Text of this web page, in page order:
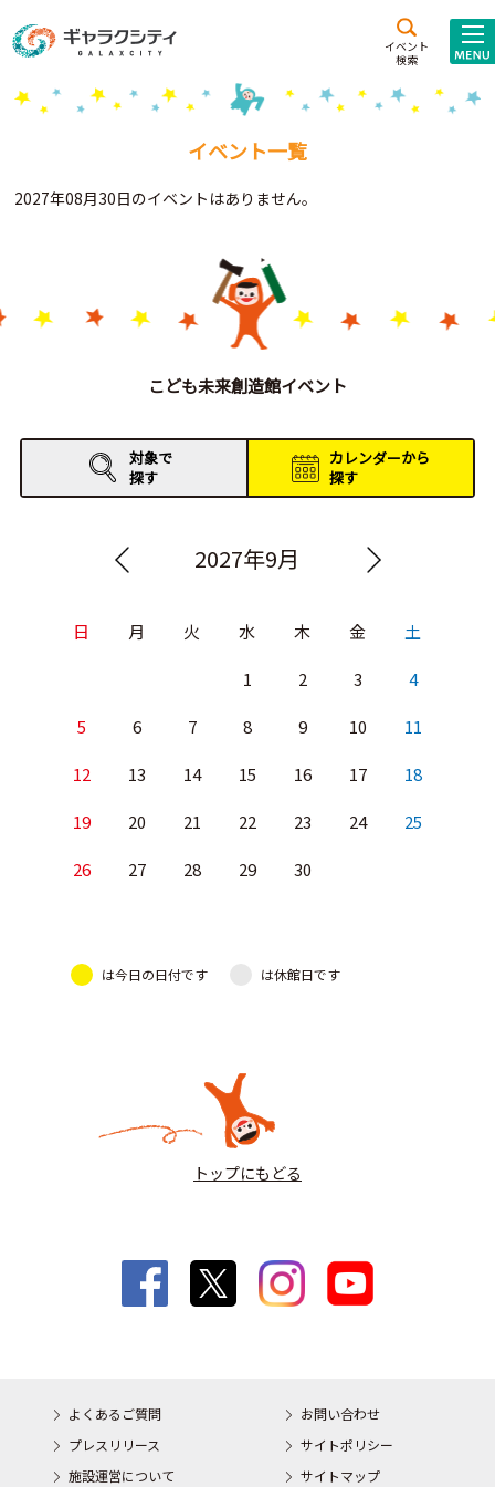
イベント
検索
施設案内
こども
西新井
施設･
Gがくえん
お知らせ
イベントレポート
イベント一覧
2027年08月30日のイベントはありません。
こども未来創造館イベント
対象で
探す
カレンダーから
探す
2027年9月
日 月 火 水 木 金 土
1 2 3 4
5 6 7 8 9 10 11
12 13 14 15 16 17 18
19 20 21 22 23 24 25
26 27 28 29 30
は今日の日付です は休館日です
トップにもどる
よくあるご質問
お問い合わせ
プレスリリース
サイトポリシー
施設運営について
サイトマップ